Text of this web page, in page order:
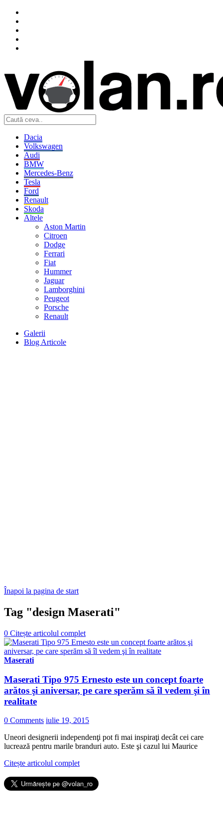
Dacia
Volkswagen
Audi
BMW
Mercedes-Benz
Tesla
Ford
Renault
Skoda
Altele
Aston Martin
Citroen
Dodge
Ferrari
Fiat
Hummer
Jaguar
Lamborghini
Peugeot
Porsche
Renault
Galerii
Blog Articole
Înapoi la pagina de start
Tag "design Maserati"
0 Citește articolul complet
Maserati
Maserati Tipo 975 Ernesto este un concept foarte
arătos şi aniversar, pe care sperăm să îl vedem şi în
realitate
0 Comments iulie 19, 2015
Uneori designerii independenţi pot fi mai inspiraţi decât cei care
lucrează pentru marile branduri auto. Este şi cazul lui Maurice
Citește articolul complet